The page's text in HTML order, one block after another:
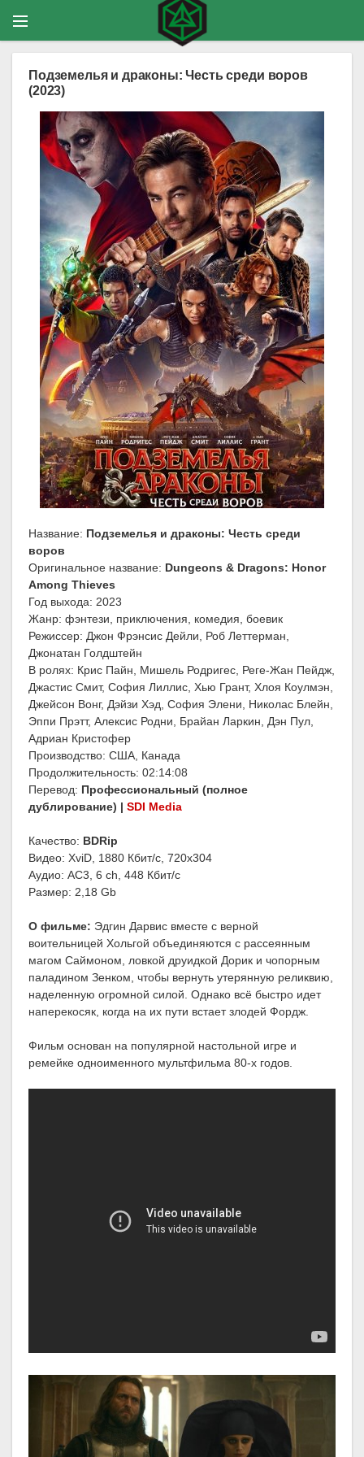
Подземелья и драконы: Честь среди воров
(2023)
Название: Подземелья и драконы: Честь среди
воров
Оригинальное название: Dungeons & Dragons: Honor
Among Thieves
Год выхода: 2023
Жанр: фэнтези, приключения, комедия, боевик
Режиссер: Джон Фрэнсис Дейли, Роб Леттерман,
Джонатан Голдштейн
В ролях: Крис Пайн, Мишель Родригес, Реге-Жан Пейдж,
Джастис Смит, София Лиллис, Хью Грант, Хлоя Коулмэн,
Джейсон Вонг, Дэйзи Хэд, София Элени, Николас Блейн,
Эппи Прэтт, Алексис Родни, Брайан Ларкин, Дэн Пул,
Адриан Кристофер
Производство: США, Канада
Продолжительность: 02:14:08
Перевод: Профессиональный (полное
дублирование) | SDI Media
Качество: BDRip
Видео: XviD, 1880 Кбит/с, 720x304
Аудио: AC3, 6 ch, 448 Кбит/с
Размер: 2,18 Gb
О фильме: Эдгин Дарвис вместе с верной
воительницей Хольгой объединяются с рассеянным
магом Саймоном, ловкой друидкой Дорик и чопорным
паладином Зенком, чтобы вернуть утерянную реликвию,
наделенную огромной силой. Однако всё быстро идет
наперекосяк, когда на их пути встает злодей Фордж.
Фильм основан на популярной настольной игре и
ремейке одноименного мультфильма 80-х годов.